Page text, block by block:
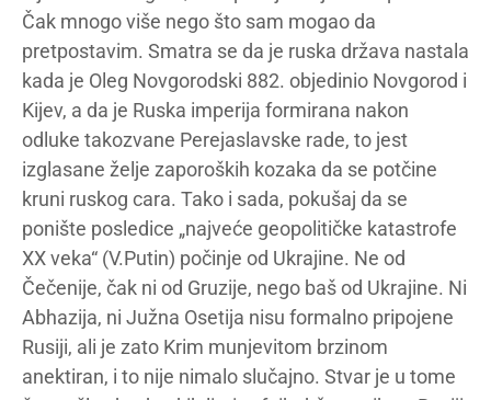
Čak mnogo više nego što sam mogao da
pretpostavim. Smatra se da je ruska država nastala
kada je Oleg Novgorodski 882. objedinio Novgorod i
Kijev, a da je Ruska imperija formirana nakon
odluke takozvane Perejaslavske rade, to jest
izglasane želje zaporoških kozaka da se potčine
kruni ruskog cara. Tako i sada, pokušaj da se
ponište posledice „najveće geopolitičke katastrofe
XX veka“ (V.Putin) počinje od Ukrajine. Ne od
Čečenije, čak ni od Gruzije, nego baš od Ukrajine. Ni
Abhazija, ni Južna Osetija nisu formalno pripojene
Rusiji, ali je zato Krim munjevitom brzinom
anektiran, i to nije nimalo slučajno. Stvar je u tome